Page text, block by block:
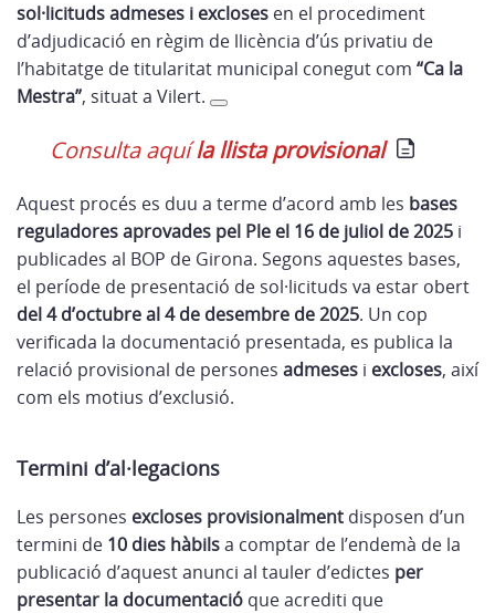
sol·licituds admeses i excloses en el procediment
d’adjudicació en règim de llicència d’ús privatiu de
l’habitatge de titularitat municipal conegut com “Ca la
Mestra”, situat a Vilert.
Consulta aquíla llista provisional
Aquest procés es duu a terme d’acord amb les bases
reguladores aprovades pel Ple el 16 de juliol de 2025 i
publicades al BOP de Girona. Segons aquestes bases,
el període de presentació de sol·licituds va estar obert
del 4 d’octubre al 4 de desembre de 2025. Un cop
verificada la documentació presentada, es publica la
relació provisional de persones admeses i excloses, així
com els motius d’exclusió.
Termini d’al·legacions
Les persones excloses provisionalment disposen d’un
termini de 10 dies hàbilsa comptar de l’endemà de la
publicació d’aquest anunci al tauler d’edictes per
presentar la documentació que acrediti que